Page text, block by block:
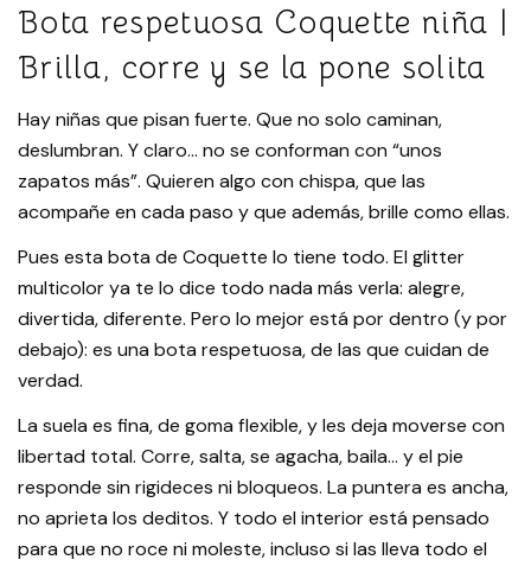
Bota respetuosa Coquette niña |
Brilla, corre y se la pone solita
Hay niñas que pisan fuerte. Que no solo caminan,
deslumbran. Y claro… no se conforman con “unos
zapatos más”. Quieren algo con chispa, que las
acompañe en cada paso y que además, brille como ellas.
Pues esta bota de Coquette lo tiene todo. El glitter
multicolor ya te lo dice todo nada más verla: alegre,
divertida, diferente. Pero lo mejor está por dentro (y por
debajo): es una bota respetuosa, de las que cuidan de
verdad.
La suela es fina, de goma flexible, y les deja moverse con
libertad total. Corre, salta, se agacha, baila… y el pie
responde sin rigideces ni bloqueos. La puntera es ancha,
no aprieta los deditos. Y todo el interior está pensado
para que no roce ni moleste, incluso si las lleva todo el